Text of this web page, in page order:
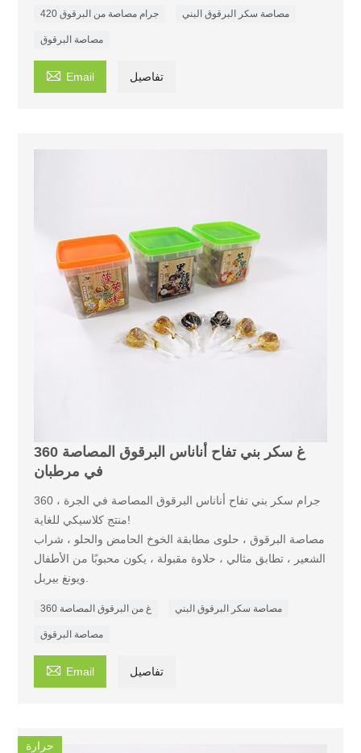
420 جرام مصاصة من البرقوق مصاصة سكر البرقوق البني
مصاصة البرقوق
 Email تفاصيل
360 غ سكر بني تفاح أناناس البرقوق المصاصة
في مرطبان
360 جرام سكر بني تفاح أناناس البرقوق المصاصة في الجرة ،
منتج كلاسيكي للغاية!
مصاصة البرقوق ، حلوى مطابقة الخوخ الحامض والحلو ، شراب
الشعير ، تطابق مثالي ، حلاوة مقبولة ، يكون محبوبًا من الأطفال
360 غ من البرقوق المصاصة مصاصة سكر البرقوق البني
مصاصة البرقوق
 Email تفاصيل
حرارة